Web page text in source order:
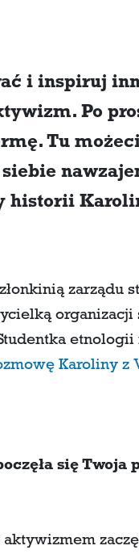
i inspiruj
Po
Tu
historii
zarządu
Karoliny z
się